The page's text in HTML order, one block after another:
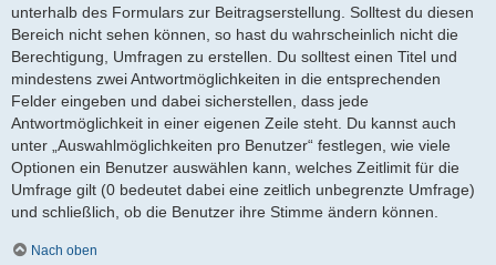
unterhalb des Formulars zur Beitragserstellung. Solltest du diesen
Bereich nicht sehen können, so hast du wahrscheinlich nicht die
Berechtigung, Umfragen zu erstellen. Du solltest einen Titel und
mindestens zwei Antwortmöglichkeiten in die entsprechenden
Felder eingeben und dabei sicherstellen, dass jede
Antwortmöglichkeit in einer eigenen Zeile steht. Du kannst auch
unter „Auswahlmöglichkeiten pro Benutzer“ festlegen, wie viele
Optionen ein Benutzer auswählen kann, welches Zeitlimit für die
Umfrage gilt (0 bedeutet dabei eine zeitlich unbegrenzte Umfrage)
und schließlich, ob die Benutzer ihre Stimme ändern können.
Nach oben